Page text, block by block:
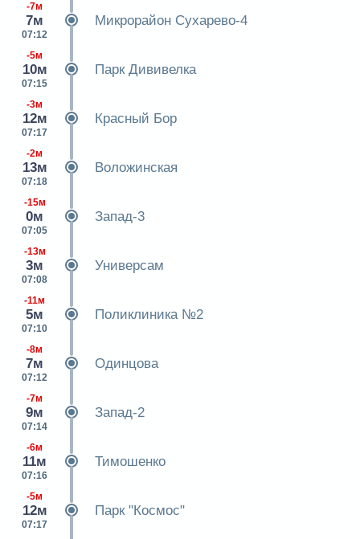
-7м
7м
07:12
Микрорайон Сухарево-4
-5м
10м
07:15
Парк Дививелка
-3м
12м
07:17
Красный Бор
-2м
13м
07:18
Воложинская
-15м
0м
07:05
Запад-3
-13м
3м
07:08
Универсам
-11м
5м
07:10
Поликлиника №2
-8м
7м
07:12
Одинцова
-7м
9м
07:14
Запад-2
-6м
11м
07:16
Тимошенко
-5м
12м
07:17
Парк "Космос"